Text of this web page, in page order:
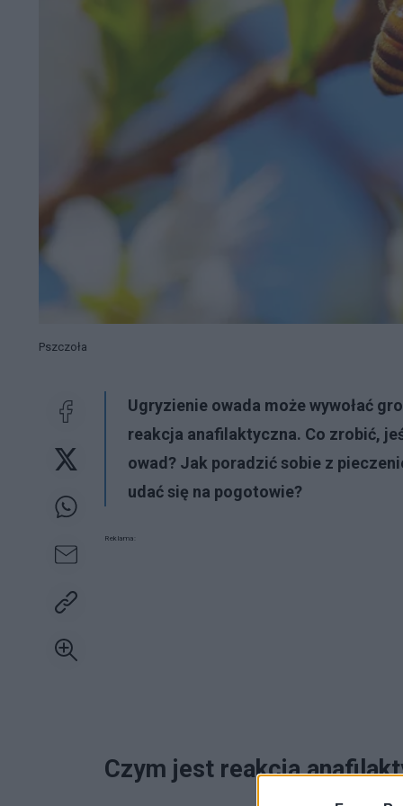
Pszczoła
Ugryzienie owada może wywołać
reakcja anafilaktyczna. Co zrobić,
owad? Jak poradzić sobie z
udać się na pogotowie?
Reklama:
Czym jest reakcja